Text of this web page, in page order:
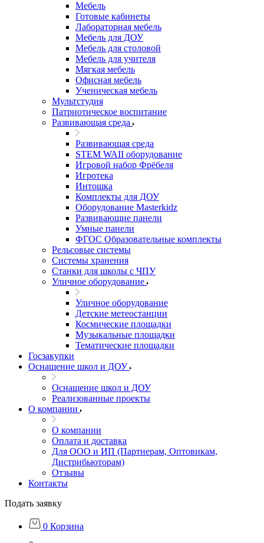
Мебель
Готовые кабинеты
Лабораторная мебель
Мебель для ДОУ
Мебель для столовой
Мебель для учителя
Мягкая мебель
Офисная мебель
Ученическая мебель
Мультстудия
Патриотическое воспитание
Развивающая среда
Развивающая среда
STEM WAII оборудование
Игровой набор Фрёбеля
Игротека
Интошка
Комплекты для ДОУ
Оборудование Masterkidz
Развивающие панели
Умные панели
ФГОС Образовательные комплекты
Рельсовые системы
Системы хранения
Станки для школы с ЧПУ
Уличное оборудование
Уличное оборудование
Детские метеостанции
Космические площадки
Музыкальные площадки
Тематические площадки
Госзакупки
Оснащение школ и ДОУ
Оснащение школ и ДОУ
Реализованные проекты
О компании
О компании
Оплата и доставка
Для ООО и ИП (Партнерам, Оптовикам,
Дистрибьюторам)
Отзывы
Контакты
Подать заявку
0 Корзина